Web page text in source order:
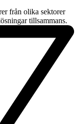
från olika sektorer
tillsammans.